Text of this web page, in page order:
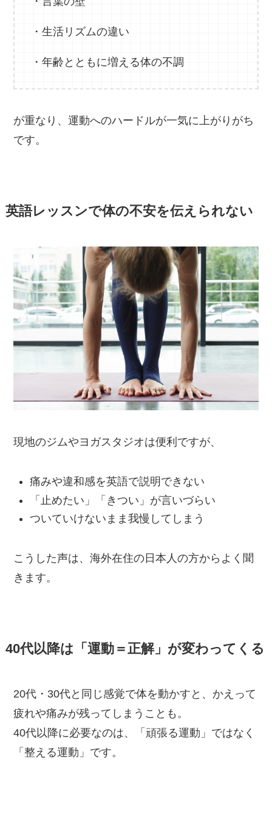
・生活リズムの違い
・年齢とともに増える体の不調
が重なり、運動へのハードルが一気に上がりがち
です。
英語レッスンで体の不安を伝えられない
現地のジムやヨガスタジオは便利ですが、
痛みや違和感を英語で説明できない
「止めたい」「きつい」が言いづらい
ついていけないまま我慢してしまう
こうした声は、海外在住の日本人の方からよく聞
きます。
40代以降は「運動＝正解」が変わってくる
20代・30代と同じ感覚で体を動かすと、かえって
疲れや痛みが残ってしまうことも。
40代以降に必要なのは、「頑張る運動」ではなく
「整える運動」です。